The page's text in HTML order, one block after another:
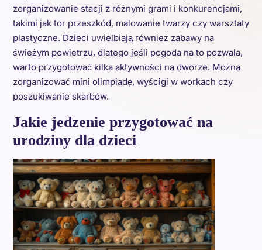
zorganizowanie stacji z różnymi grami i konkurencjami,
takimi jak tor przeszkód, malowanie twarzy czy warsztaty
plastyczne. Dzieci uwielbiają również zabawy na
świeżym powietrzu, dlatego jeśli pogoda na to pozwala,
warto przygotować kilka aktywności na dworze. Można
zorganizować mini olimpiadę, wyścigi w workach czy
poszukiwanie skarbów.
Jakie jedzenie przygotować na
urodziny dla dzieci